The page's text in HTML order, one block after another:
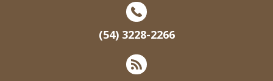
(54) 3228-2266